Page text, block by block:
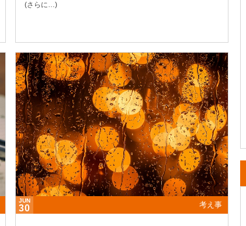
(さらに…)
JUN
30 考え事